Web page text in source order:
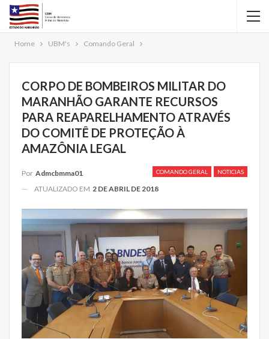
Home UBM's Comando Geral
CORPO DE BOMBEIROS MILITAR DO
MARANHÃO GARANTE RECURSOS
PARA REAPARELHAMENTO ATRAVÉS
DO COMITÊ DE PROTEÇÃO À
AMAZÔNIA LEGAL
COMANDO GERAL NOTICIAS
Por Admcbmma01
ATUALIZADO EM 2 DE ABRIL DE 2018